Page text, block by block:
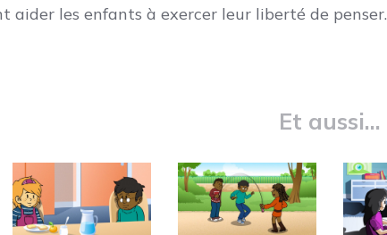
aider les enfants à exercer leur liberté de penser.
Et aussi...